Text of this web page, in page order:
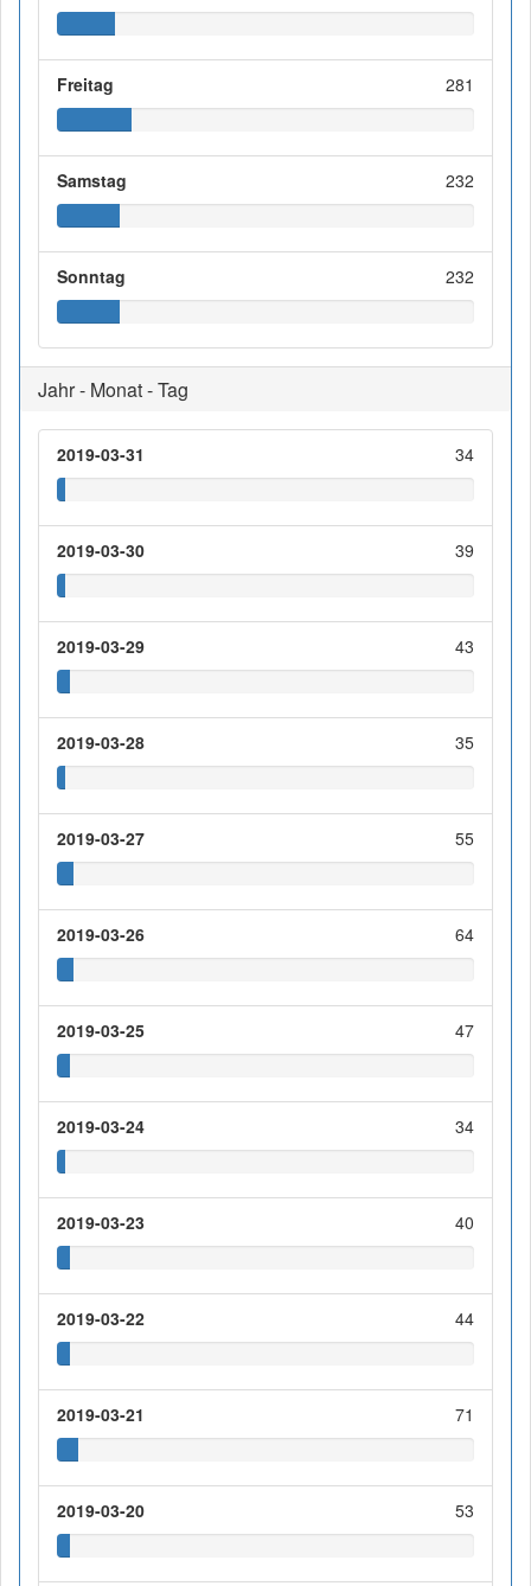
Freitag 281
Samstag 232
Sonntag 232
Jahr - Monat - Tag
2019-03-31 34
2019-03-30 39
2019-03-29 43
2019-03-28 35
2019-03-27 55
2019-03-26 64
2019-03-25 47
2019-03-24 34
2019-03-23 40
2019-03-22 44
2019-03-21 71
2019-03-20 53